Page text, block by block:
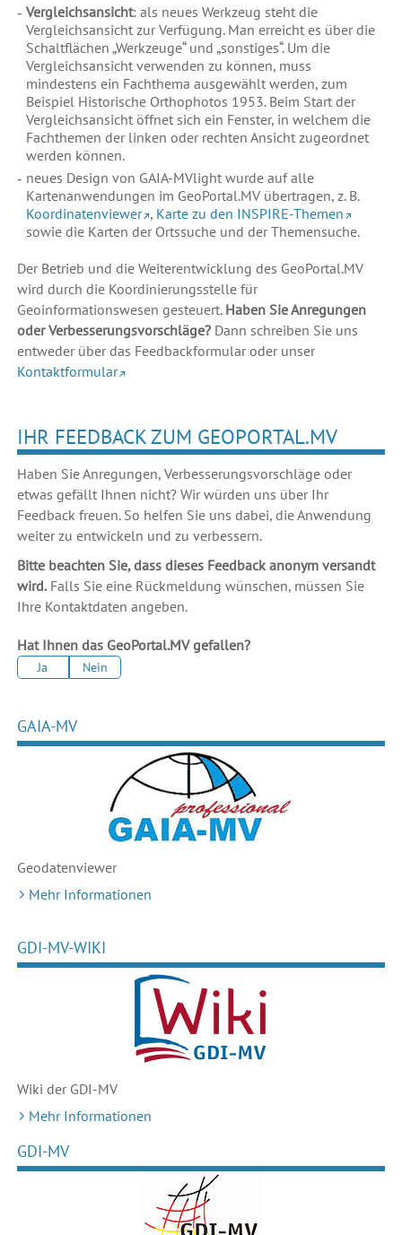
Vergleichsansicht: als neues Werkzeug steht die
Vergleichsansicht zur Verfügung. Man erreicht es über die
Schaltflächen „Werkzeuge“ und „sonstiges“. Um die
Vergleichsansicht verwenden zu können, muss
mindestens ein Fachthema ausgewählt werden, zum
Beispiel Historische Orthophotos 1953. Beim Start der
Vergleichsansicht öffnet sich ein Fenster, in welchem die
Fachthemen der linken oder rechten Ansicht zugeordnet
werden können.
neues Design von GAIA-MVlight wurde auf alle
Kartenanwendungen im GeoPortal.MV übertragen, z. B.
Koordinatenviewer , Karte zu den INSPIRE-Themen
sowie die Karten der Ortssuche und der Themensuche.
Der Betrieb und die Weiterentwicklung des GeoPortal.MV
wird durch die Koordinierungsstelle für
Geoinformationswesen gesteuert. Haben Sie Anregungen
oder Verbesserungsvorschläge?Dann schreiben Sie uns
entweder über das Feedbackformular oder unser
Kontaktformular
IHR FEEDBACK ZUM GEOPORTAL.MV
Haben Sie Anregungen, Verbesserungsvorschläge oder
etwas gefällt Ihnen nicht? Wir würden uns über Ihr
Feedback freuen. So helfen Sie uns dabei, die Anwendung
weiter zu entwickeln und zu verbessern.
Bitte beachten Sie, dass dieses Feedback anonym versandt
wird.Falls Sie eine Rückmeldung wünschen, müssen Sie
Ihre Kontaktdaten angeben.
Hat Ihnen das GeoPortal.MV gefallen?
Ja Nein
GAIA-MV
Geodatenviewer
Mehr Informationen
GDI-MV-WIKI
Wiki der GDI-MV
Mehr Informationen
GDI-MV